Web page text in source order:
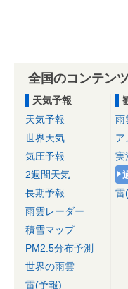
全国のコンテンツ
天気予報
天気予報
世界天気
気圧予報
2週間天気
長期予報
雨雲レーダー
積雪マップ
PM2.5分布予測
世界の雨雲
雷(予報)
雨
ア
実
雷